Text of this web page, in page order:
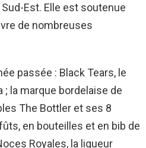
Est. Elle est soutenue
de nombreuses
passée : Black Tears, le
la marque bordelaise de
The Bottler et ses 8
en bouteilles et en bib de
Royales, la liqueur